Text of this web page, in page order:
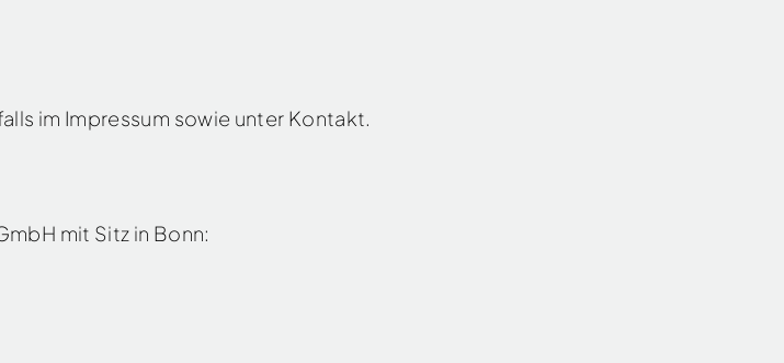
im Impressum sowie unter Kontakt.
mit Sitz in Bonn: